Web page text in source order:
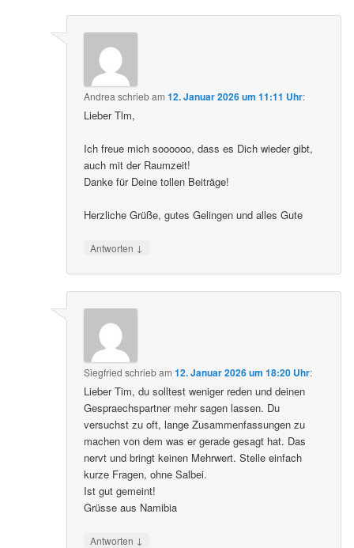
Andrea schriebam12. Januar 2026 um 11:11 Uhr:
Lieber Tlm,
Ich freue mich soooooo, dass es Dich wieder gibt,
auch mit der Raumzeit!
Danke für Deine tollen Beiträge!
Herzliche Grüße, gutes Gelingen und alles Gute
Antworten ↓
Siegfried schriebam12. Januar 2026 um 18:20 Uhr:
Lieber Tim, du solltest weniger reden und deinen
Gespraechspartner mehr sagen lassen. Du
versuchst zu oft, lange Zusammenfassungen zu
machen von dem was er gerade gesagt hat. Das
nervt und bringt keinen Mehrwert. Stelle einfach
kurze Fragen, ohne Salbei.
Ist gut gemeint!
Grüsse aus Namibia
Antworten ↓